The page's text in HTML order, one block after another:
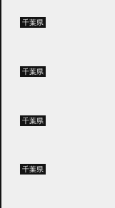
千葉県
千葉県
千葉県
千葉県